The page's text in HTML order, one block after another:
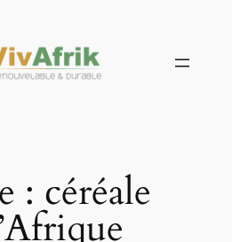
: céréale